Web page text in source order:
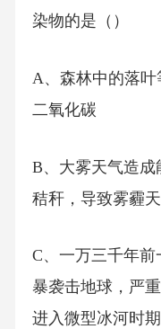
染物的是（）
A、森林中的落
二氧化碳
B、大雾天气造
秸秆，导致雾霾
C、一万三千年
暴袭击地球，严
进入微型冰河时期